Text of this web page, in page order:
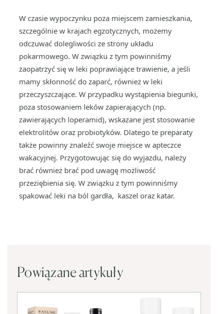
W czasie wypoczynku poza miejscem zamieszkania,
szczególnie w krajach egzotycznych, możemy
odczuwać dolegliwości ze strony układu
pokarmowego. W związku z tym powinniśmy
zaopatrzyć się w leki poprawiające trawienie, a jeśli
mamy skłonność do zaparć, również w leki
przeczyszczające. W przypadku wystąpienia biegunki,
poza stosowaniem leków zapierających (np.
zawierających loperamid), wskazane jest stosowanie
elektrolitów oraz probiotyków. Dlatego te preparaty
także powinny znaleźć swoje miejsce w apteczce
wakacyjnej. Przygotowując się do wyjazdu, należy
brać również brać pod uwagę możliwość
przeziębienia się. W związku z tym powinniśmy
spakować leki na ból gardła, kaszel oraz katar.
Powiązane artykuły